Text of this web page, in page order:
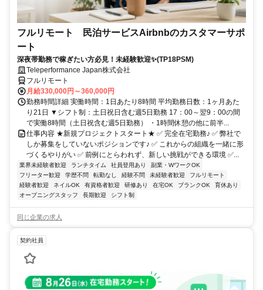
フルリモート 民泊サービスAirbnbのカスタマーサポ
ート
深夜帯勤務で稼ぎたい方必見！未経験歓迎✨(TP18PSM)
Teleperformance Japan株式会社
フルリモート
月給330,000円～360,000円
勤務時間詳細 実働時間：1日あたり8時間 平均勤務日数：1ヶ月あた
り21日 ▼シフト制：土日祝日含む週5日勤務 17：00～翌9：00の間
で実働8時間（土日祝含む週5日勤務） ・1時間休憩の他に前半...
仕事内容 ★新規プロジェクトスタート★ ✅ 完全在宅勤務♪ ✅ 弊社で
しか募集をしていないポジションです♪ ✅ これからの組織を一緒に形
づくるやりがい ✅ 前例にとらわれず、新しい挑戦ができる環境 ✅...
業界未経験者歓迎 ランチタイム 社員登用あり
副業・WワークOK
フリーター歓迎
学歴不問 転勤なし 経験不問 未経験者歓迎
フルリモート
経験者歓迎
ネイルOK 有資格者歓迎 研修あり 在宅OK ブランクOK
育休あり
オープニングスタッフ
長期歓迎 シフト制
同じ企業の求人
契約社員